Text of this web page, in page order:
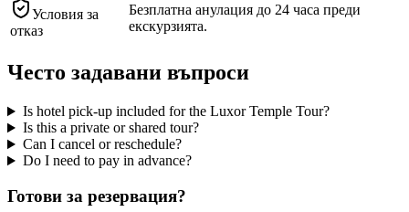
Условия за
отказ
Безплатна анулация до 24 часа преди
екскурзията.
Често задавани въпроси
Is hotel pick-up included for the Luxor Temple Tour?
Is this a private or shared tour?
Can I cancel or reschedule?
Do I need to pay in advance?
Готови за резервация?